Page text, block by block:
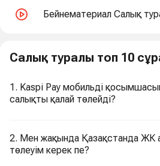
Бейнематериал Салық
Салық туралы топ 10
1. Kaspi Pay мобильді
салықты қалай төлейді?
2. Мен жақында Қазақстанда
төлеуім керек пе?